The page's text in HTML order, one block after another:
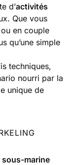
d’activités
Que vous
en couple
qu’une simple
techniques,
nourri par la
unique de
sous-marine